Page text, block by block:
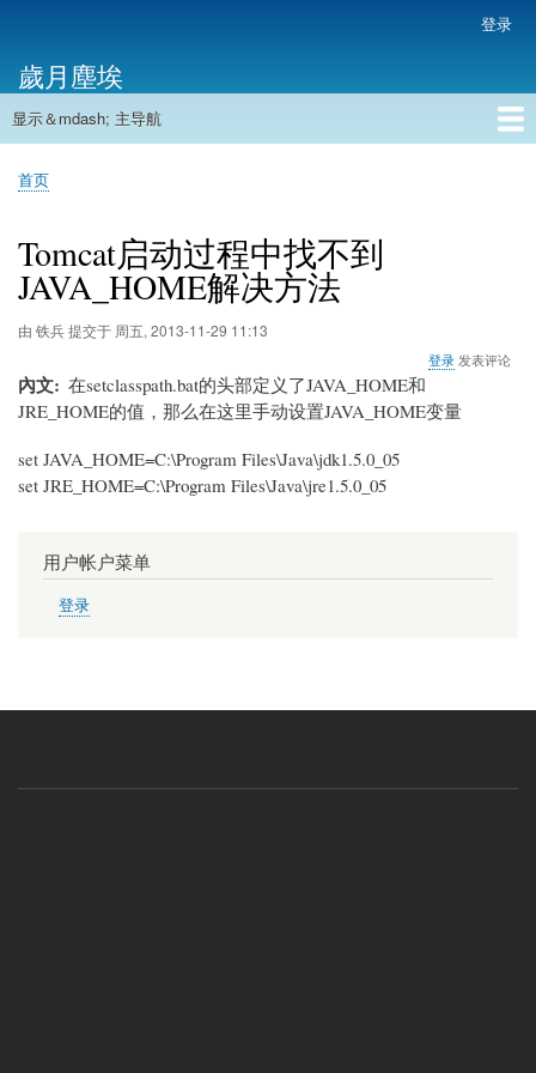
主
内
帐
户
菜
单
登录
歲月塵埃
主
航
显示＆mdash; 主导航
首页
面
屑
首页
Tomcat启动过程中找不到
JAVA_HOME解决方法
由 铁兵提交于 周五, 2013-11-29 11:13
登录 发表评论
內文 在setclasspath.bat的头部定义了JAVA_HOME和
JRE_HOME的值，那么在这里手动设置JAVA_HOME变量
set JAVA_HOME=C:\Program Files\Java\jdk1.5.0_05
set JRE_HOME=C:\Program Files\Java\jre1.5.0_05
用户帐户菜单
登录